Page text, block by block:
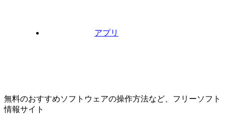
アプリ
無料のおすすめソフトウェアの操作方法など、フリーソフト
情報サイト